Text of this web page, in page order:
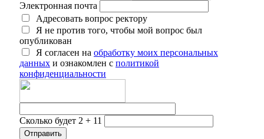
Электронная почта
Адресовать вопрос ректору
Я не против того, чтобы мой вопрос был
опубликован
Я согласен на обработку моих персональных
данных и ознакомлен с политикой
конфиденциальности
Сколько будет 2 + 11